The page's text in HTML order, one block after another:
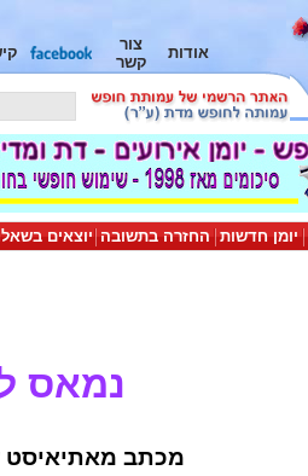
אודות
צור
קשר
יומן חדשות החזרה בתשובה יוצאים
נמאס
מכתב